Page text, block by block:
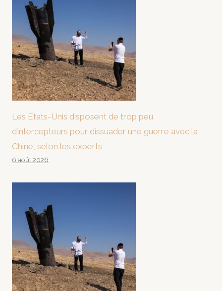
Les États-Unis disposent de trop peu
d’intercepteurs pour dissuader une guerre avec la
Chine, selon les experts
6 août 2026